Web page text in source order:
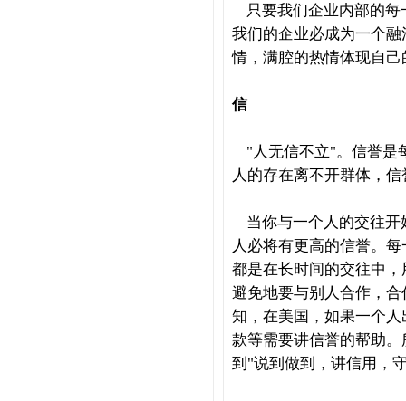
只要我们企业内部的
我们的企业必成为一个
情，满腔的热情体现自
信
" 人无信不立"。信誉是
人的存在离不开群体，
当你与一个人的交往
人必将有更高的信誉。
都是在长时间的交往中
避免地要与别人合作，
知，在美国，如果一个
款等需要讲信誉的帮助
到 "说到做到，讲信用，